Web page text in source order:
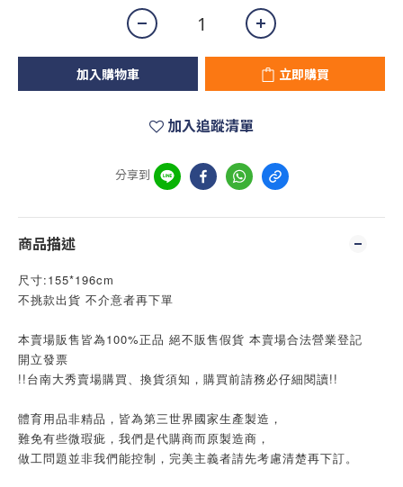
加入購物車 立即購買
加入追蹤清單
分享到
商品描述
尺寸:155*196cm
不挑款出貨 不介意者再下單
本賣場販售皆為100%正品 絕不販售假貨 本賣場合法營業登記
!!台南大秀賣場購買、換貨須知，購買前請務必仔細閱讀!!
體育用品非精品，皆為第三世界國家生產製造，
難免有些微瑕疵，我們是代購商而原製造商，
做工問題並非我們能控制，完美主義者請先考慮清楚再下訂。